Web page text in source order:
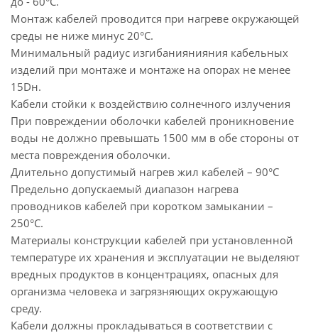
Монтаж кабелей проводится при нагреве окружающей
среды не ниже минус 20°С.
Минимальный радиус изгибаниянияния кабельных
изделий при монтаже и монтаже на опорах не менее
15Dн.
Кабели стойки к воздействию солнечного излучения
При повреждении оболочки кабелей проникновение
воды не должно превышать 1500 мм в обе стороны от
места повреждения оболочки.
Длительно допустимый нагрев жил кабелей – 90°С
Предельно допускаемый диапазон нагрева
проводников кабелей при коротком замыкании –
250°С.
Материалы конструкции кабелей при установленной
температуре их хранения и эксплуатации не выделяют
вредных продуктов в концентрациях, опасных для
организма человека и загрязняющих окружающую
среду.
Кабели должны прокладываться в соответствии с